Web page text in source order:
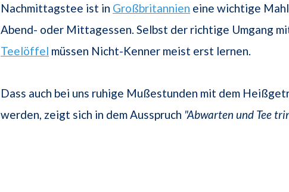
Nachmittagstee ist in Großbritannien eine wichtige
Abend- oder Mittagessen. Selbst der richtige Umgang
Teelöffel müssen Nicht-Kenner meist erst lernen.
Dass auch bei uns ruhige Mußestunden mit dem
werden, zeigt sich in dem Ausspruch "Abwarten und Tee